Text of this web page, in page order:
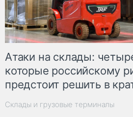
Атаки на склады:
которые российскому
предстоит решить в
Склады и грузовые терминалы